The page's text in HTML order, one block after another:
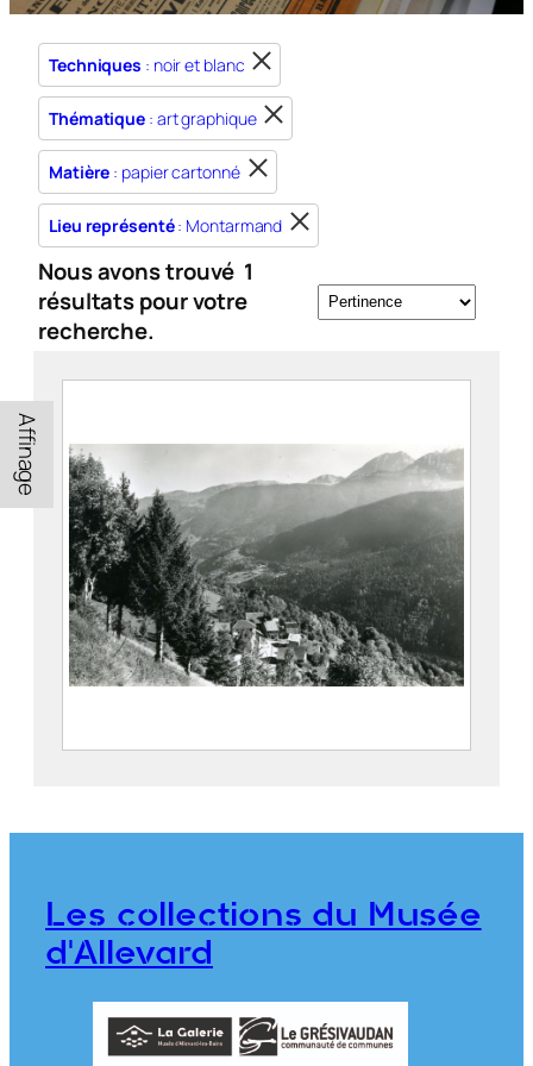
Techniques : noir et blanc
Thématique : art graphique
Matière : papier cartonné
Lieu représenté: Montarmand
Nous avons trouvé 1
résultats pour votre
recherche.
Affinage
La Hameau de Montarmand et le Grand
FEUGIER, Albert Marius (Saint-
Maison Alpine
CE2020.1.369
Les collections du Musée
d'Allevard